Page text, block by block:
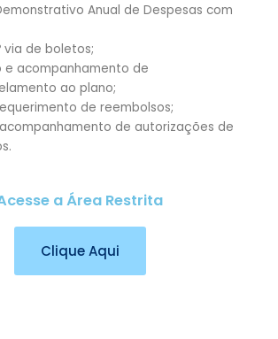
Anual de Despesas com
via de boletos;
e acompanhamento de
ao plano;
de reembolsos;
de autorizações de
a Área Restrita
Clique Aqui